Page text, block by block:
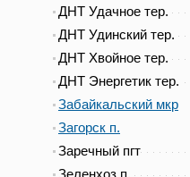
ДНТ Удачное тер.
ДНТ Удинский тер.
ДНТ Хвойное тер.
ДНТ Энергетик тер.
Забайкальский мкр
Загорск п.
Заречный пгт